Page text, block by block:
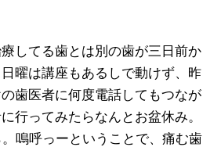
してる歯とは別の歯が三日前か
曜は講座もあるしで動けず、昨
歯医者に何度電話してもつなが
行ってみたらなんとお盆休み。
嗚呼っーということで、痛む歯